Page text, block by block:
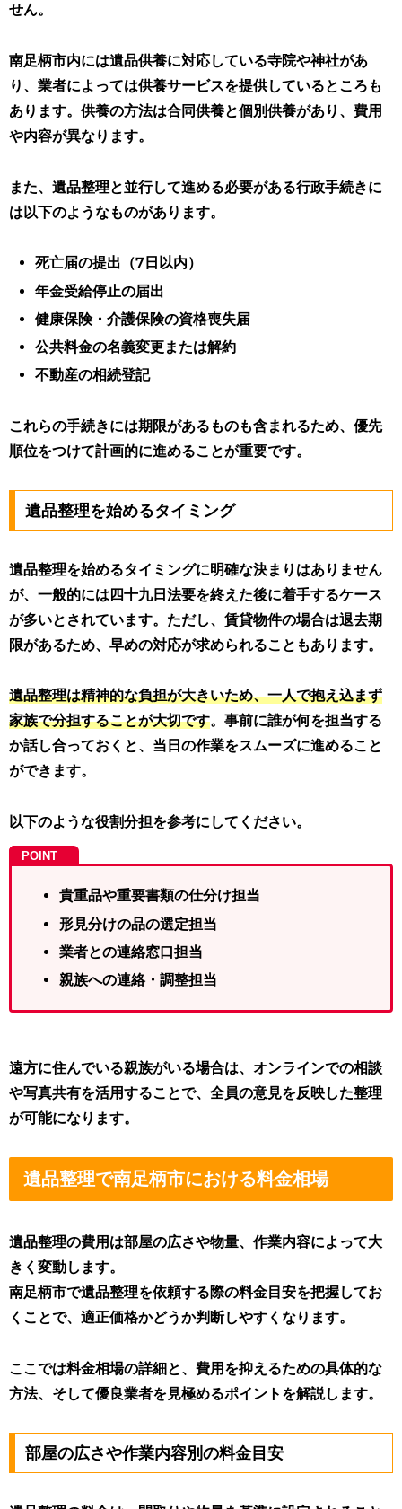
せん。
南足柄市内には遺品供養に対応している寺院や神社があ
り、業者によっては供養サービスを提供しているところも
あります。供養の方法は合同供養と個別供養があり、費用
や内容が異なります。
また、遺品整理と並行して進める必要がある行政手続きに
は以下のようなものがあります。
死亡届の提出（7日以内）
年金受給停止の届出
健康保険・介護保険の資格喪失届
公共料金の名義変更または解約
不動産の相続登記
これらの手続きには期限があるものも含まれるため、優先
順位をつけて計画的に進めることが重要です。
遺品整理を始めるタイミング
遺品整理を始めるタイミングに明確な決まりはありません
が、一般的には四十九日法要を終えた後に着手するケース
が多いとされています。ただし、賃貸物件の場合は退去期
限があるため、早めの対応が求められることもあります。
遺品整理は精神的な負担が大きいため、一人で抱え込まず
家族で分担することが大切です。事前に誰が何を担当する
か話し合っておくと、当日の作業をスムーズに進めること
ができます。
以下のような役割分担を参考にしてください。
貴重品や重要書類の仕分け担当
形見分けの品の選定担当
業者との連絡窓口担当
親族への連絡・調整担当
遠方に住んでいる親族がいる場合は、オンラインでの相談
や写真共有を活用することで、全員の意見を反映した整理
が可能になります。
遺品整理で南足柄市における料金相場
遺品整理の費用は部屋の広さや物量、作業内容によって大
きく変動します。
南足柄市で遺品整理を依頼する際の料金目安を把握してお
くことで、適正価格かどうか判断しやすくなります。
ここでは料金相場の詳細と、費用を抑えるための具体的な
方法、そして優良業者を見極めるポイントを解説します。
部屋の広さや作業内容別の料金目安